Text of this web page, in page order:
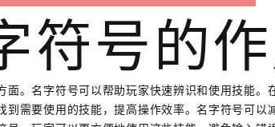
符号的作
面。名字符号可以帮助玩家快速辨识和使用技能。
到需要使用的技能，提高操作效率。名字符号可以